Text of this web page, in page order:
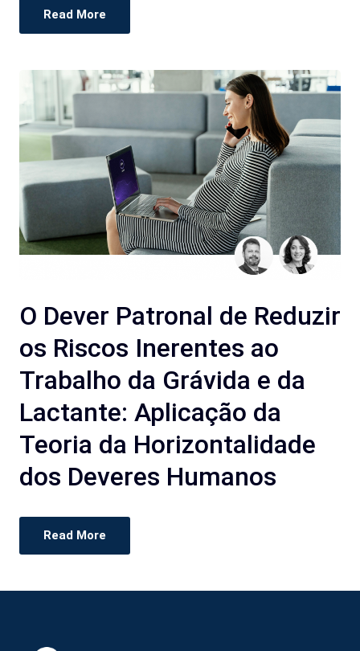
Read More
O Dever Patronal de Reduzir
os Riscos Inerentes ao
Trabalho da Grávida e da
Lactante: Aplicação da
Teoria da Horizontalidade
dos Deveres Humanos
Read More